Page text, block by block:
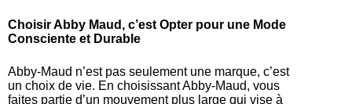
Choisir Abby Maud, c’est Opter pour une Mode
Consciente et Durable
Abby-Maud n’est pas seulement une marque, c’est
un choix de vie. En choisissant Abby-Maud, vous
faites partie d’un mouvement plus large qui vise à